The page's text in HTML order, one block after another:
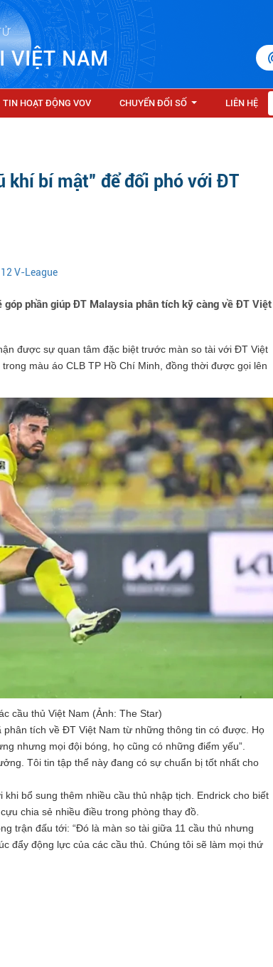
VIỆT NAM
TIN HOẠT ĐỘNG VOV CHUYỂN ĐỔI SỐ LIÊN HỆ
khí bí mật” để đối phó với ĐT
V-League
phần giúp ĐT Malaysia phân tích kỹ càng về ĐT Việt
được sự quan tâm đặc biệt trước màn so tài với ĐT Việt
màu áo CLB TP Hồ Chí Minh, đồng thời được gọi lên
cầu thủ Việt Nam (Ảnh: The Star)
tích về ĐT Việt Nam từ những thông tin có được. Họ
nhưng mọi đội bóng, họ cũng có những điểm yếu”.
Tôi tin tập thể này đang có sự chuẩn bị tốt nhất cho
bổ sung thêm nhiều cầu thủ nhập tịch. Endrick cho biết
chia sẻ nhiều điều trong phòng thay đồ.
trận đấu tới: “Đó là màn so tài giữa 11 cầu thủ nhưng
đẩy động lực của các cầu thủ. Chúng tôi sẽ làm mọi thứ